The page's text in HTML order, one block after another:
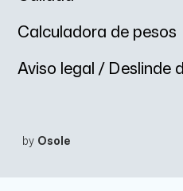
Calculadora de pesos
Aviso legal / Deslinde
by Osole